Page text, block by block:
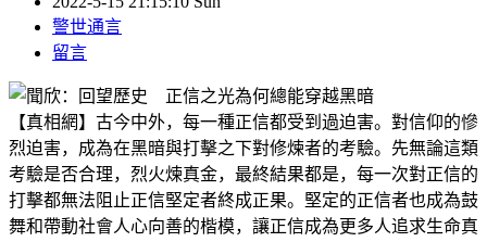
警世通言
留言
【真相網】古今中外，每一種正信都受到過迫害。對信仰的慘
烈迫害，成為在黑暗與打擊之下對修煉者的考驗。先無論這類
考驗是否合理，烈火煉真金，最終結果都是，每一次對正信的
打擊都無法阻止正信堅定者終成正果。堅定的正信者也成為鼓
舞和帶動社會人心向善的楷模，讓正信成為更多人追求生命真